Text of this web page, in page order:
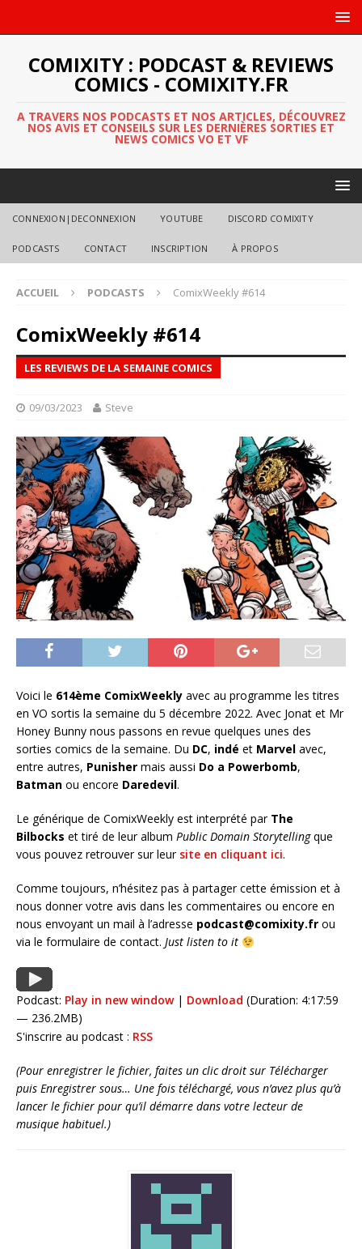
COMIXITY : PODCAST & REVIEWS
COMICS - COMIXITY.FR
A TRAVERS NOS PODCASTS ET NOS ARTICLES, DÉCOUVREZ
NOS AVIS ET CONSEILS SUR LES DERNIÈRES SORTIES ET
NEWS COMICS VO ET VF
CONNEXION|DECONNEXION YOUTUBE DISCORD COMIXITY
PODCASTS CONTACT INSCRIPTION À PROPOS
ACCUEIL PODCASTS ComixWeekly #614
ComixWeekly #614
LES REVIEWS DE LA SEMAINE COMICS
09/03/2023 Steve
Voici le 614ème ComixWeekly avec au programme les titres
en VO sortis la semaine du 5 décembre 2022. Avec Jonat et Mr
Honey Bunny nous passons en revue quelques unes des
sorties comics de la semaine. Du DC, indé et Marvel avec,
entre autres, Punisher mais aussi Do a Powerbomb,
Batman ou encore Daredevil.
Le générique de ComixWeekly est interprété par The
Bilbocks et tiré de leur album Public Domain Storytellingque
vous pouvez retrouver sur leur site en cliquant ici.
Comme toujours, n’hésitez pas à partager cette émission et à
nous donner votre avis dans les commentaires ou encore en
nous envoyant un mail à l’adresse podcast@comixity.fr ou
via le formulaire de contact. Just listen to it
Podcast: Play in new window| Download (Duration: 4:17:59
— 236.2MB)
S'inscrire au podcast : RSS
(Pour enregistrer le fichier, faites un clic droit sur Télécharger
puis Enregistrer sous… Une fois téléchargé, vous n’avez plus qu’à
lancer le fichier pour qu’il démarre dans votre lecteur de
musique habituel.)